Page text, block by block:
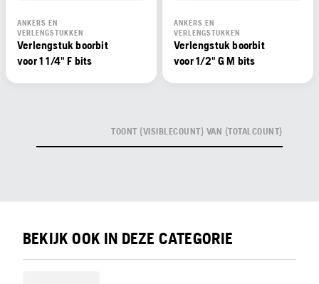
ANKERS EN
VERLENGSTUKKEN
Verlengstuk boorbit
voor 1 1/4" F bits
ANKERS EN
VERLENGSTUKKEN
Verlengstuk boorbit
voor 1/2" G M bits
TOONT {VISIBLECOUNT} VAN {TOTALCOUNT}
BEKIJK OOK IN DEZE CATEGORIE